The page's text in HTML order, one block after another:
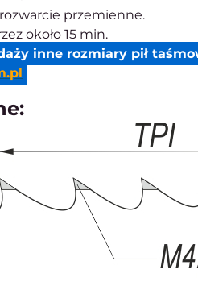
przemienne.
około 15 min.
inne rozmiary pił